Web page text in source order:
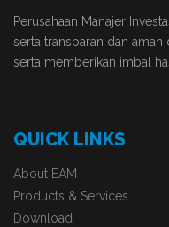
Perusahaan Manajer
serta transparan dan
serta memberikan imbal
QUICK LINKS
About EAM
Products & Services
Download